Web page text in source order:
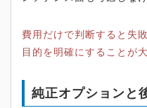
費用だけで判断すると失
目的を明確にすることが大
純正オプションと